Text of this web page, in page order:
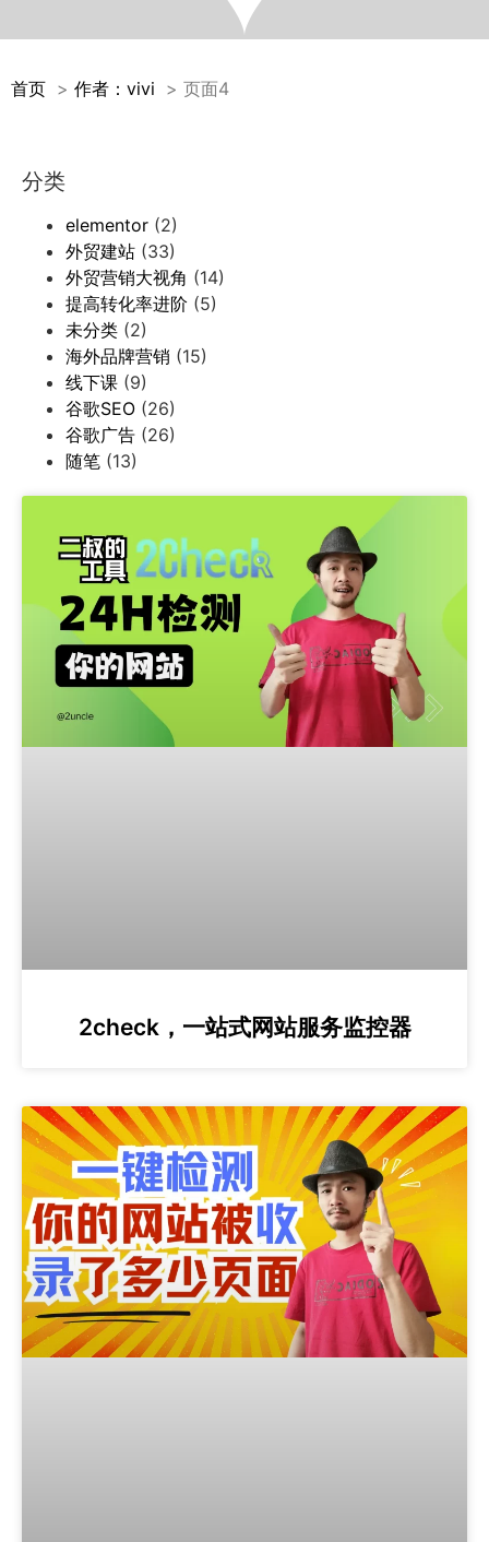
首页 作者：vivi 页面4
分类
elementor (2)
外贸建站 (33)
外贸营销大视角 (14)
提高转化率进阶 (5)
未分类 (2)
海外品牌营销 (15)
线下课 (9)
谷歌SEO (26)
谷歌广告 (26)
随笔 (13)
2check，一站式网站服务监控器